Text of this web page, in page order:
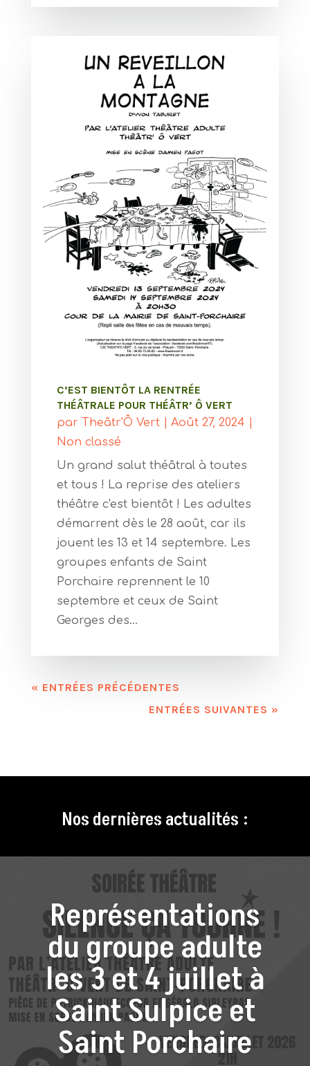
C’EST BIENTÔT LA RENTRÉE
THÉÂTRALE POUR THÉÂTR’ Ô VERT
par Theâtr'Ô Vert| Août 27, 2024
Non classé
Un grand salut théâtral à toutes
et tous ! La reprise des ateliers
théâtre c'est bientôt ! Les adultes
démarrent dès le 28 août, car ils
jouent les 13 et 14 septembre. Les
groupes enfants de Saint
Porchaire reprennent le 10
septembre et ceux de Saint
Georges des...
« ENTRÉES PRÉCÉDENTES
ENTRÉES SUIVANTES »
Nos dernières actualités :
Représentations
du groupe adulte
les 3 et 4 juillet à
Saint Sulpice et
Saint Porchaire